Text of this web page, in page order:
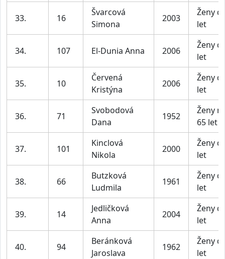
33. 16
Švarcová
Simona
2003
Ženy
let
34. 107 El-Dunia Anna 2006
Ženy
let
35. 10
Červená
Kristýna
2006
Ženy
let
36. 71
Svobodová
Dana
1952
Ženy
65 let
37. 101
Kinclová
Nikola
2000
Ženy
let
38. 66
Butzková
Ludmila
1961
Ženy
let
39. 14
Jedličková
Anna
2004
Ženy
let
40. 94
Beránková
Jaroslava
1962
Ženy
let